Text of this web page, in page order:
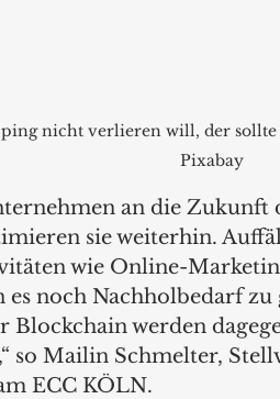
nicht verlieren will, der
Pixabay
an die Zukunft
sie weiterhin.
wie Online-
es noch Nachholbedarf
Blockchain werden
so Mailin Schmelter,
ECC KÖLN.